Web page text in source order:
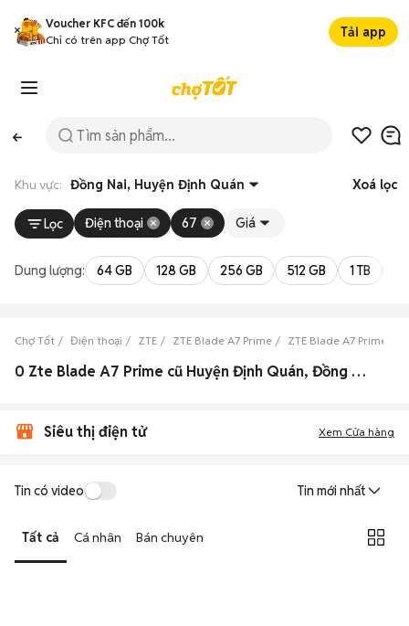
Voucher KFC đến 100k
Chỉ có trên app Chợ Tốt
Tải app
Khu vực: Đồng Nai, Huyện Định Quán Xoá lọc
Lọc Điện thoại 67 Giá
Dung lượng: 64 GB 128 GB 256 GB 512 GB 1 TB
Chợ Tốt Điện thoại ZTE ZTE Blade A7 Prime ZTE Blade A7 Prime
0 Zte Blade A7 Prime cũ Huyện Định Quán, Đồng Nai đẹp
Siêu thị điện tử Xem Cửa hàng
Tin có video Tin mới nhất
Tất cả Cá nhân Bán chuyên